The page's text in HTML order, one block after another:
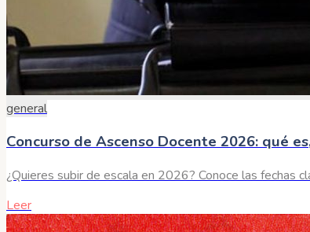
general
Concurso de Ascenso Docente 2026: qué
¿Quieres subir de escala en 2026? Conoce las fechas
Leer